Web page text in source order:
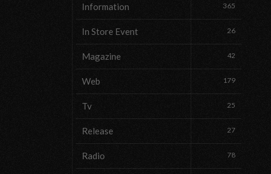
Information 365
In Store Event 26
Magazine 42
Web 179
Tv 25
Release 27
Radio 78